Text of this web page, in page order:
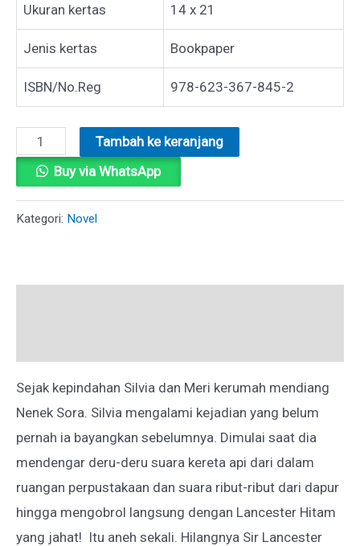
Ukuran kertas 14 x 21
Jenis kertas Bookpaper
ISBN/No.Reg 978-623-367-845-2
Kuantitas
SILVIA
DAN
MISTERI
Tambah ke keranjang
Buy via WhatsApp
Kategori: Novel
Sejak kepindahan Silvia dan Meri kerumah mendiang
Nenek Sora. Silvia mengalami kejadian yang belum
pernah ia bayangkan sebelumnya. Dimulai saat dia
mendengar deru-deru suara kereta api dari dalam
ruangan perpustakaan dan suara ribut-ribut dari dapur
hingga mengobrol langsung dengan Lancester Hitam
yang jahat! Itu aneh sekali. Hilangnya Sir Lancester